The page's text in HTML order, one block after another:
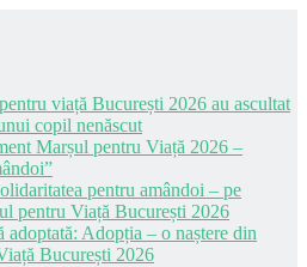
viață București 2026 au ascultat
copil nenăscut
Marșul pentru Viață 2026 –
pentru amândoi – pe
pentru Viață București 2026
adoptată: Adopția – o naștere din
București 2026